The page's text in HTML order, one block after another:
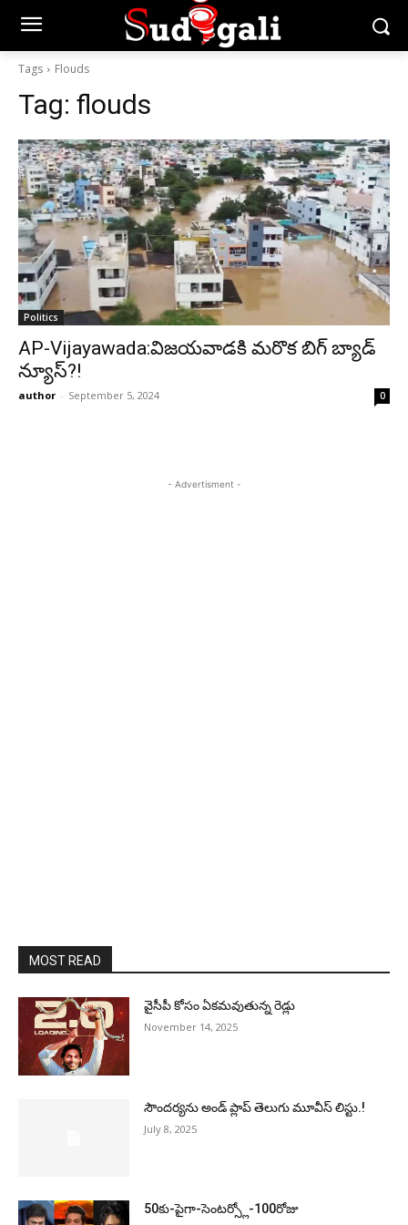
Tags Flouds
Tag: flouds
Politics
AP-Vijayawada:విజయవాడకి మరొక బిగ్ బ్యాడ్
న్యూస్?!
author - September 5, 2024 0
- Advertisment -
MOST READ
వైసీపీ కోసం ఏక‌మ‌వుతున్న రెడ్లు
November 14, 2025
సౌందర్యను అండ్‌ ప్లాప్‌ తెలుగు మూవీస్‌ లిస్టు.!
July 8, 2025
50కు-పైగా-సెంటర్స్లో-100రోజు